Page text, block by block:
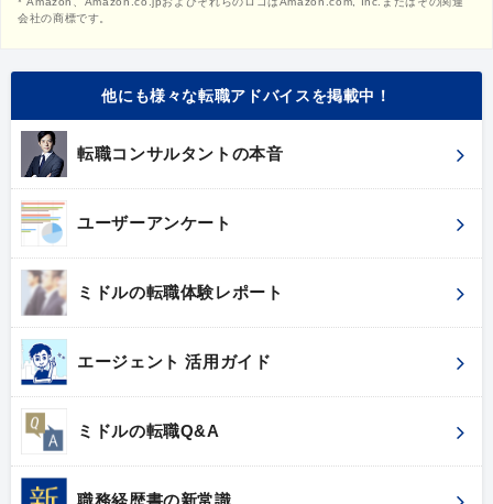
会社の商標です。
他にも様々な転職アドバイスを掲載中！
転職コンサルタントの本音
ユーザーアンケート
ミドルの転職体験レポート
エージェント 活用ガイド
ミドルの転職Q&A
職務経歴書の新常識